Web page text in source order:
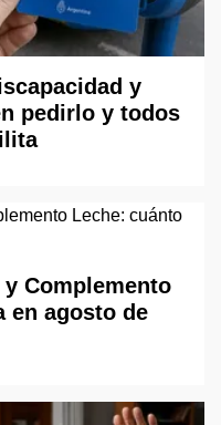
y
pedirlo y todos
Complemento
en agosto de